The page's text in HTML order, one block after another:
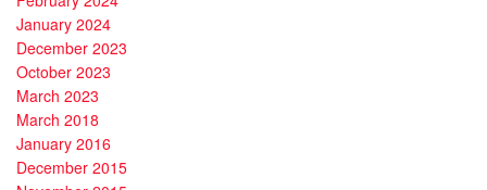
January 2024
December 2023
October 2023
March 2023
March 2018
January 2016
December 2015